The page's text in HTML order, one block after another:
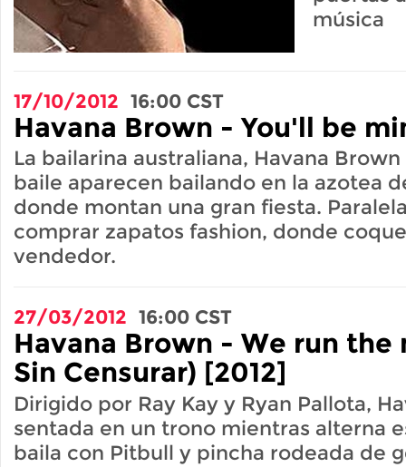
música
17/10/2012 16:00 CST
Havana Brown - You'll be
La bailarina australiana, Havana
baile aparecen bailando en la azotea
donde montan una gran fiesta.
comprar zapatos fashion, donde
vendedor.
27/03/2012 16:00 CST
Havana Brown - We run the
Sin Censurar) [2012]
Dirigido por Ray Kay y Ryan Pallota,
sentada en un trono mientras alterna
baila con Pitbull y pincha rodeada de